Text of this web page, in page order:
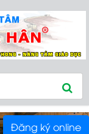
Đăng ký online